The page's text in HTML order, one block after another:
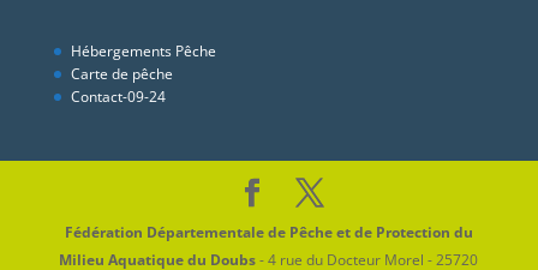
Hébergements Pêche
Carte de pêche
Contact-09-24
Fédération Départementale de Pêche et de Protection du
Milieu Aquatique du Doubs- 4 rue du Docteur Morel - 25720